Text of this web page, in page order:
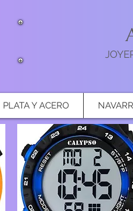
PLATA Y ACERO